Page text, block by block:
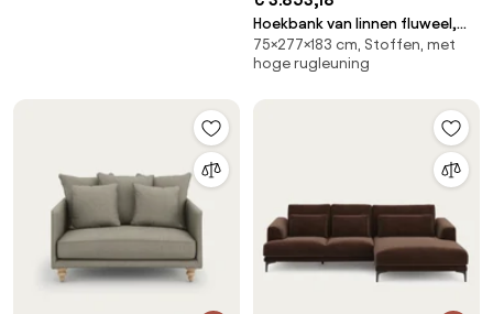
Hoekbank van linnen fluweel,
Rosebury, ontwerp door
Emmanuel Gallina
75×277×183 cm, Stoffen, met
hoge rugleuning